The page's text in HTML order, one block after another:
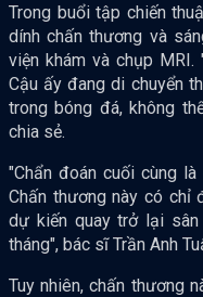
Trong buổi tập chiến
dính chấn thương và
viện khám và chụp MRI.
Cậu ấy đang di chuyển
trong bóng đá, không
chia sẻ.
"Chẩn đoán cuối cùng
Chấn thương này có chỉ
dự kiến quay trở lại
tháng", bác sĩ Trần Anh
Tuy nhiên, chấn thương